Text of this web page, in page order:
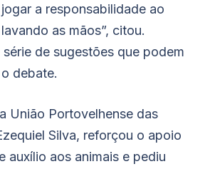
a responsabilidade ao
as mãos”, citou.
série de sugestões que podem
debate.
União Portovelhense das
Silva, reforçou o apoio
auxílio aos animais e pediu